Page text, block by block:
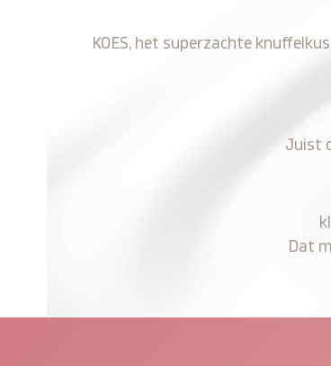
KOES, het superzachte
Juist
Dat